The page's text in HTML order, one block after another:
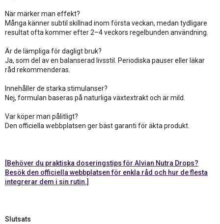
När märker man effekt?
Många känner subtil skillnad inom första veckan, medan tydligare
resultat ofta kommer efter 2–4 veckors regelbunden användning.
Är de lämpliga för dagligt bruk?
Ja, som del av en balanserad livsstil. Periodiska pauser eller läkar
råd rekommenderas.
Innehåller de starka stimulanser?
Nej, formulan baseras på naturliga växtextrakt och är mild.
Var köper man pålitligt?
Den officiella webbplatsen ger bäst garanti för äkta produkt.
[Behöver du praktiska doseringstips för Alvian Nutra Drops?
Besök den officiella webbplatsen för enkla råd och hur de flesta
integrerar dem i sin rutin.]
Slutsats